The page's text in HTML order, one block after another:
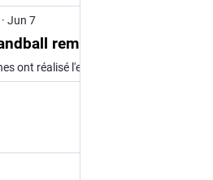
· Jun 7